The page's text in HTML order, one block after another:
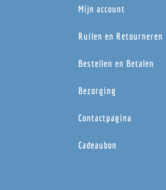
Mijn account
Ruilen en Retourneren
Bestellen en Betalen
Bezorging
Contactpagina
Cadeaubon